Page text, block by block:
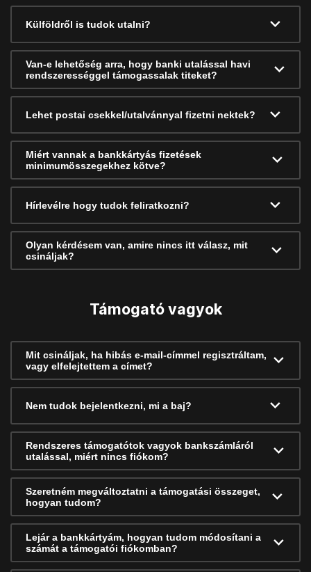
Külföldről is tudok utalni?
Van-e lehetőség arra, hogy banki utalással havi
rendszerességgel támogassalak titeket?
Lehet postai csekkel/utalvánnyal fizetni nektek?
Miért vannak a bankkártyás fizetések
minimumösszegekhez kötve?
Hírlevélre hogy tudok feliratkozni?
Olyan kérdésem van, amire nincs itt válasz, mit
csináljak?
Támogató vagyok
Mit csináljak, ha hibás e-mail-címmel regisztráltam,
vagy elfelejtettem a címet?
Nem tudok bejelentkezni, mi a baj?
Rendszeres támogatótok vagyok bankszámláról
utalással, miért nincs fiókom?
Szeretném megváltoztatni a támogatási összeget,
hogyan tudom?
Lejár a bankkártyám, hogyan tudom módosítani a
számát a támogatói fiókomban?